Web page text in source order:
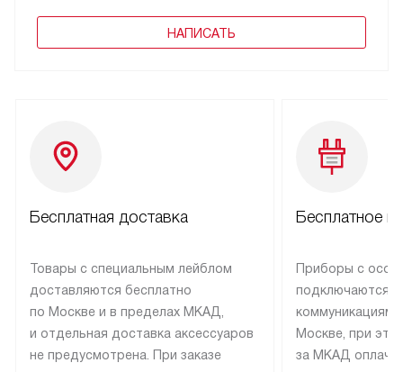
НАПИСАТЬ
Бесплатная доставка
Товары с специальным лейблом
доставляются бесплатно
по Москве и в пределах МКАД,
и отдельная доставка аксессуаров
не предусмотрена. При заказе
Бесплатное
Приборы с
подключаются к
коммуникациям
Москве, при
за МКАД